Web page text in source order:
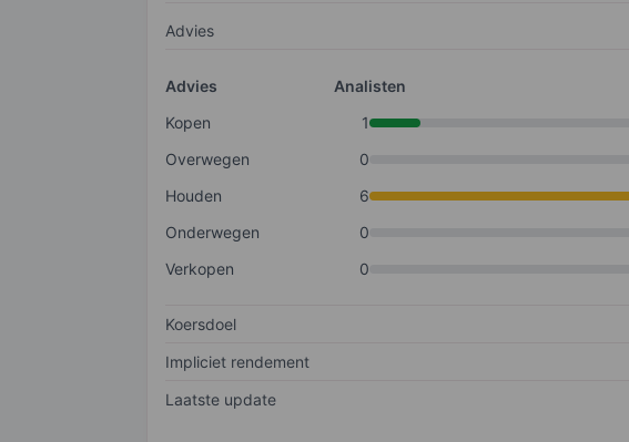
Advies
Advies
Analisten
Kopen
1
Overwegen
0
Houden
6
Onderwegen
0
Verkopen
0
Koersdoel
Impliciet rendement
Laatste update